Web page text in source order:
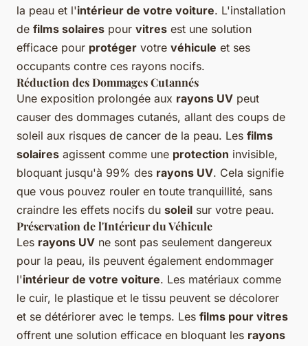
la peau et l'intérieur de votre voiture. L'installation
de films solaires pour vitres est une solution
efficace pour protéger votre véhicule et ses
occupants contre ces rayons nocifs.
Réduction des Dommages Cutannés
Une exposition prolongée aux rayons UV peut
causer des dommages cutanés, allant des coups de
soleil aux risques de cancer de la peau. Les films
solaires agissent comme une protection invisible,
bloquant jusqu'à 99% des rayons UV. Cela signifie
que vous pouvez rouler en toute tranquillité, sans
craindre les effets nocifs du soleil sur votre peau.
Préservation de l'Intérieur du Véhicule
Les rayons UV ne sont pas seulement dangereux
pour la peau, ils peuvent également endommager
l'intérieur de votre voiture. Les matériaux comme
le cuir, le plastique et le tissu peuvent se décolorer
et se détériorer avec le temps. Les films pour vitres
offrent une solution efficace en bloquant les rayons